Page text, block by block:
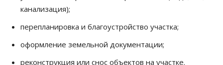
канализация);
перепланировка и благоустройство участка;
оформление земельной документации;
реконструкция или снос объектов на участке.